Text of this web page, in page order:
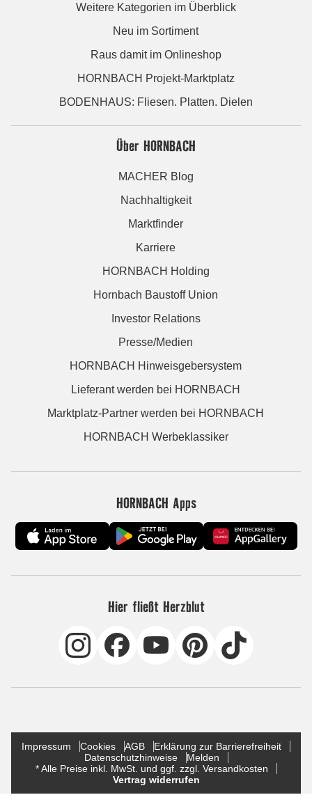
Weitere Kategorien im Überblick
Neu im Sortiment
Raus damit im Onlineshop
HORNBACH Projekt-Marktplatz
BODENHAUS: Fliesen. Platten. Dielen
Über HORNBACH
MACHER Blog
Nachhaltigkeit
Marktfinder
Karriere
HORNBACH Holding
Hornbach Baustoff Union
Investor Relations
Presse/Medien
HORNBACH Hinweisgebersystem
Lieferant werden bei HORNBACH
Marktplatz-Partner werden bei HORNBACH
HORNBACH Werbeklassiker
HORNBACH Apps
Hier fließt Herzblut
Impressum Cookies AGB
Erklärung zur Barrierefreiheit
Datenschutzhinweise
Melden
* Alle Preise inkl. MwSt. und ggf. zzgl. Versandkosten
Vertrag widerrufen